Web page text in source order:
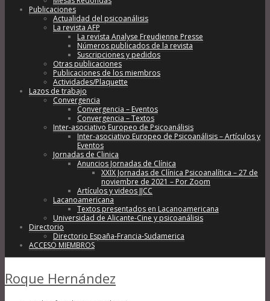
Publicaciones
Actualidad del psicoanálisis
La revista AFP
La revista Analyse Freudienne Presse
Números publicados de la revista
Suscripciones y pedidos
Otras publicaciones
Publicaciones de los miembros
Actividades/Plaquette
Lazos de trabajo
Convergencia
Convergencia – Eventos
Convergencia – Textos
Inter-asociativo Europeo de Psicoanálisis
Inter-asociativo Europeo de Psicoanálisis – Artículos y
Eventos
Jornadas de Clinica
Anuncios Jornadas de Clínica
XXIX Jornadas de Clínica Psicoanalítica – 27 de
noviembre de 2021 – Por Zoom
Artículos y videos JJCC
Lacanoamericana
Textos presentados en Lacanoamericana
Universidad de Alicante-Cine y psicoanálisis
Directorio
Directorio España-Francia-Sudamerica
ACCESO MIEMBROS
Roque Hernández